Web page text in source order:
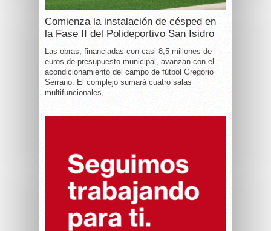
Comienza la instalación de césped en
la Fase II del Polideportivo San Isidro
Las obras, financiadas con casi 8,5 millones de
euros de presupuesto municipal, avanzan con el
acondicionamiento del campo de fútbol Gregorio
Serrano. El complejo sumará cuatro salas
multifuncionales,...